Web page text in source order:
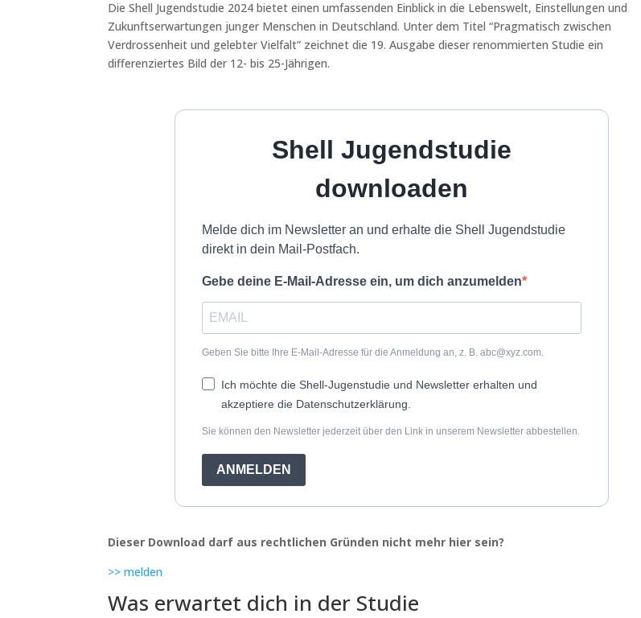
Die Shell Jugendstudie 2024 bietet einen umfassenden Einblick in die Lebenswelt, Einstellungen und
Zukunftserwartungen junger Menschen in Deutschland. Unter dem Titel “Pragmatisch zwischen
Verdrossenheit und gelebter Vielfalt” zeichnet die 19. Ausgabe dieser renommierten Studie ein
differenziertes Bild der 12- bis 25-Jährigen.
Shell Jugendstudie
downloaden
Melde dich im Newsletter an und erhalte die Shell Jugendstudie
direkt in dein Mail-Postfach.
Gebe deine E-Mail-Adresse ein, um dich anzumelden
Geben Sie bitte Ihre E-Mail-Adresse für die Anmeldung an, z. B. abc@xyz.com.
Ich möchte die Shell-Jugenstudie und Newsletter erhalten und
akzeptiere die Datenschutzerklärung.
Sie können den Newsletter jederzeit über den Link in unserem Newsletter abbestellen.
ANMELDEN
Dieser Download darf aus rechtlichen Gründen nicht mehr hier sein?
>> melden
Was erwartet dich in der Studie